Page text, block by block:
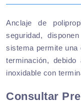
Anclaje de
seguridad,
sistema permite
terminación,
inoxidable con
Consultar